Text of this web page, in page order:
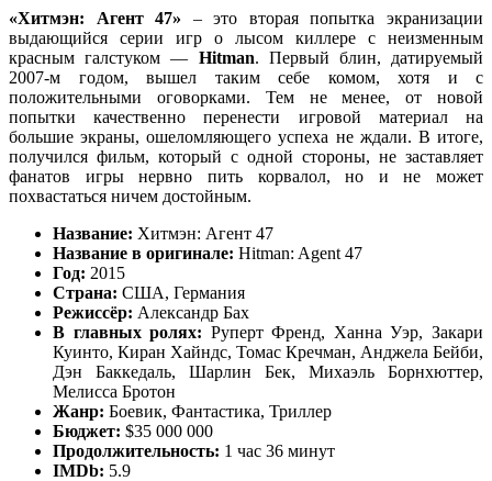
«Хитмэн: Агент 47» – это вторая попытка экранизации
выдающийся серии игр о лысом киллере с неизменным
красным галстуком — Hitman. Первый блин, датируемый
2007-м годом, вышел таким себе комом, хотя и с
положительными оговорками. Тем не менее, от новой
попытки качественно перенести игровой материал на
большие экраны, ошеломляющего успеха не ждали. В итоге,
получился фильм, который с одной стороны, не заставляет
фанатов игры нервно пить корвалол, но и не может
похвастаться ничем достойным.
Название: Хитмэн: Агент 47
Название в оригинале: Hitman: Agent 47
Год: 2015
Страна: США, Германия
Режиссёр: Александр Бах
В главных ролях: Руперт Френд, Ханна Уэр, Закари
Куинто, Киран Хайндс, Томас Кречман, Анджела Бейби,
Дэн Баккедаль, Шарлин Бек, Михаэль Борнхюттер,
Мелисса Бротон
Жанр: Боевик, Фантастика, Триллер
Бюджет: $35 000 000
Продолжительность: 1 час 36 минут
IMDb: 5.9